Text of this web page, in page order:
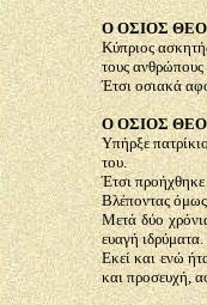
Ο ΟΣΙΟΣ
Κύπριος
τους ανθρώπους
Έτσι οσιακά
Ο ΟΣΙΟΣ
Υπήρξε
του.
Έτσι
Βλέποντας όμως
Μετά δύο
ευαγή ιδρύματα.
Εκεί και ενώ
και προσευχή,